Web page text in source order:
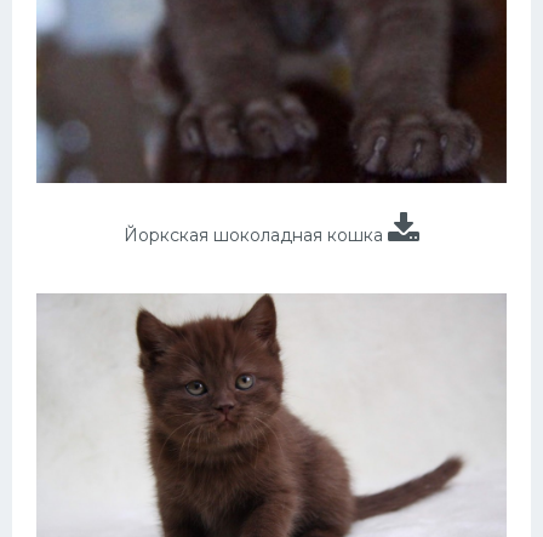
Йоркская шоколадная кошка